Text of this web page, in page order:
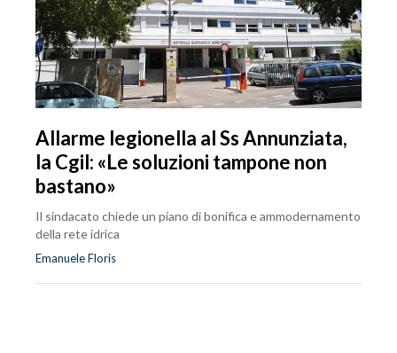
Allarme legionella al Ss Annunziata,
la Cgil: «Le soluzioni tampone non
bastano»
Il sindacato chiede un piano di bonifica e ammodernamento
della rete idrica
Emanuele Floris